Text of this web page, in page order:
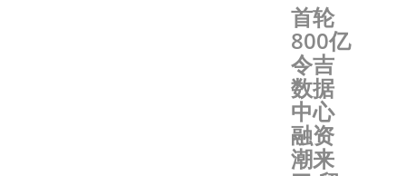
首轮
800亿
令吉
数据
中心
融资
潮来